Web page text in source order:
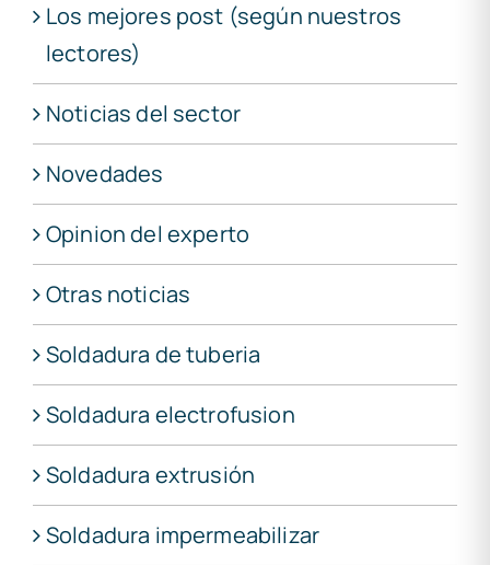
Los mejores post (según nuestros
lectores)
Noticias del sector
Novedades
Opinion del experto
Otras noticias
Soldadura de tuberia
Soldadura electrofusion
Soldadura extrusión
Soldadura impermeabilizar